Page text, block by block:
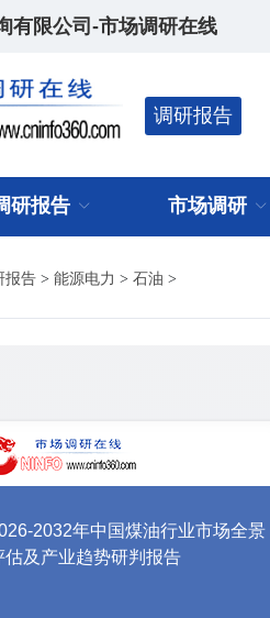
有限公司-市场调研在线
调研报告
研报告 市场调研
报告 > 能源电力 > 石油 >
2032年中国煤油行业市场全景
估及产业趋势研判报告